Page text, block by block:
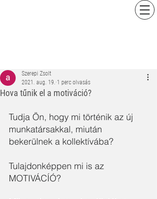
Hova tűnik el a motiváció?
Szerepi Zsolt
2021. aug. 19. 1 perc olvasás
Tudja Ön, hogy mi történik az új
munkatársakkal, miután
bekerülnek a kollektívába?
Tulajdonképpen mi is az
MOTIVÁCÍÓ?